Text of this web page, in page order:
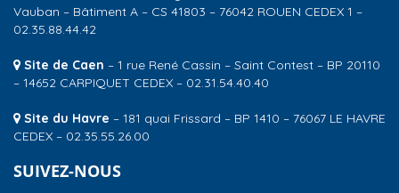
Vauban – Bâtiment A – CS 41803 – 76042 ROUEN CEDEX 1 –
02.35.88.44.42
Site de Caen – 1 rue René Cassin – Saint Contest – BP 20110
– 14652 CARPIQUET CEDEX – 02.31.54.40.40
Site du Havre – 181 quai Frissard – BP 1410 – 76067 LE HAVRE
CEDEX – 02.35.55.26.00
SUIVEZ-NOUS